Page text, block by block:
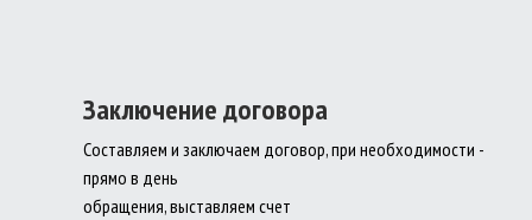
Заключение договора
Составляем и заключаем договор, при необходимости -
прямо в день
обращения, выставляем счет